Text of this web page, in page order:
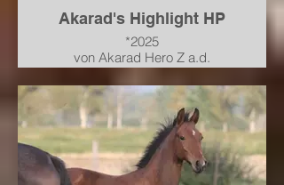
Akarad's Highlight HP
*2025
von Akarad Hero Z a.d.
Hannoveraner Prämienstute
Maccarena von Mumbai-Chacco
Blue-Graf Top-For Pleasure
verkauft nach Baden-
Württemberg